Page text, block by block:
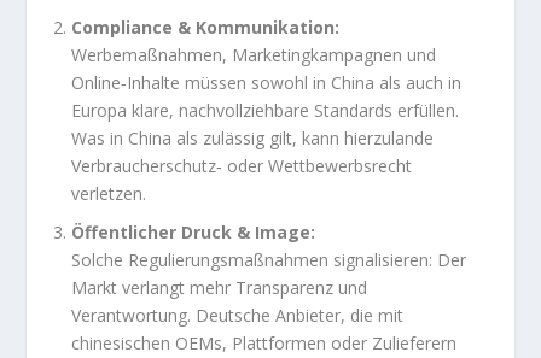
Compliance & Kommunikation:
Werbemaßnahmen, Marketingkampagnen und
Online‑Inhalte müssen sowohl in China als auch in
Europa klare, nachvollziehbare Standards erfüllen.
Was in China als zulässig gilt, kann hierzulande
Verbraucherschutz‑ oder Wettbewerbsrecht
verletzen.
Öffentlicher Druck & Image:
Solche Regulierungsmaßnahmen signalisieren: Der
Markt verlangt mehr Transparenz und
Verantwortung. Deutsche Anbieter, die mit
chinesischen OEMs, Plattformen oder Zulieferern